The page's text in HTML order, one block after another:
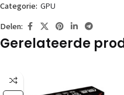
Categorie: GPU
Delen:
Gerelateerde